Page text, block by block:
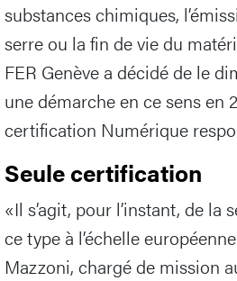
substances chimiques,
serre ou la fin de vie du
FER Genève a décidé de le
une démarche en ce sens en
certification Numérique
Seule certification
«Il s’agit, pour l’instant, de la
ce type à l’échelle
Mazzoni, chargé de mission